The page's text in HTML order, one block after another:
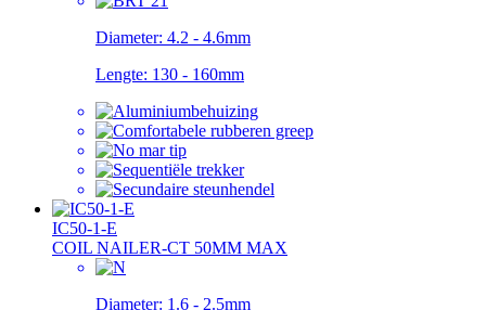
Diameter: 4.2 - 4.6mm
Lengte: 130 - 160mm
IC50-1-E
COIL NAILER-CT 50MM MAX
Diameter: 1.6 - 2.5mm